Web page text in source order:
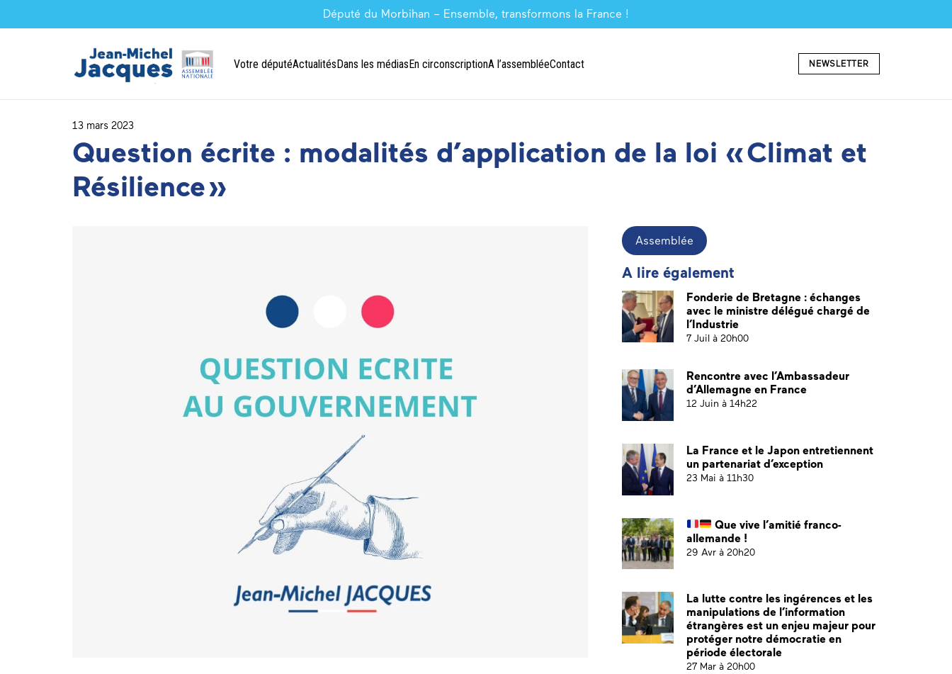
Député du Morbihan – Ensemble, transformons la France !
Votre députéActualitésDans les médiasEn circonscriptionA l’assembléeContact NEWSLETTER
13 mars 2023
Question écrite : modalités d’application de la loi « Climat et
Résilience »
Assemblée
A lire également
Fonderie de Bretagne : échanges
avec le ministre délégué chargé de
l’Industrie
7 Juil à 20h00
Rencontre avec l’Ambassadeur
d’Allemagne en France
12 Juin à 14h22
La France et le Japon entretiennent
un partenariat d’exception
23 Mai à 11h30
Que vive l’amitié franco-
allemande !
29 Avr à 20h20
La lutte contre les ingérences et les
manipulations de l’information
étrangères est un enjeu majeur pour
protéger notre démocratie en
période électorale
27 Mar à 20h00